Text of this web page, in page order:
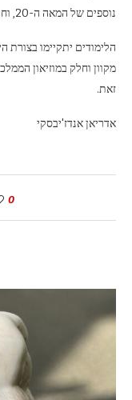
נוספים של המאה ה-20, וחינוך באתרי הנצחה.
הלימודים יתקיימו בצורת
מקוון וחלק במוזיאון
זאת.
אדריאן אנדז'יבסקי
0